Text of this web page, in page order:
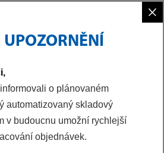
×
o plánovaném
automatizovaný skladový
v budoucnu umožní rychlejší
objednávek.